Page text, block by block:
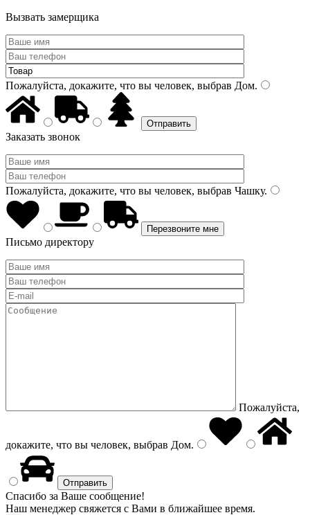
Вызвать замерщика
Пожалуйста, докажите, что вы человек, выбрав Дом.
Заказать звонок
Пожалуйста, докажите, что вы человек, выбрав Чашку.
Письмо директору
Пожалуйста,
докажите, что вы человек, выбрав Дом.
Спасибо за Ваше сообщение!
Наш менеджер свяжется с Вами в ближайшее время.